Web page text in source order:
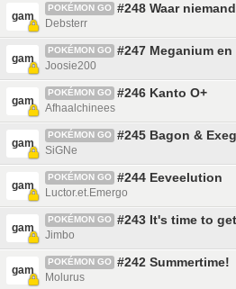
gam
POKÉMON GO #248 Waar
Debsterr
gam
POKÉMON GO #247 Meganium
Joosie200
gam
POKÉMON GO #246 Kanto O+
Afhaalchinees
gam
POKÉMON GO #245 Bagon &
SiGNe
gam
POKÉMON GO #244 Eeveelution
Luctor.et.Emergo
gam
POKÉMON GO #243 It's time to
Jimbo
gam
POKÉMON GO #242 Summertime!
Molurus